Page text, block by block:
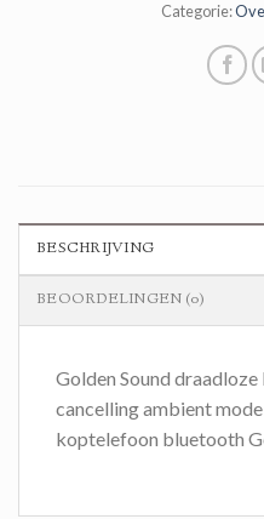
Categorie:
BESCHRIJVING
BEOORDELINGEN (0)
Golden Sound
cancelling ambient
koptelefoon bluetooth